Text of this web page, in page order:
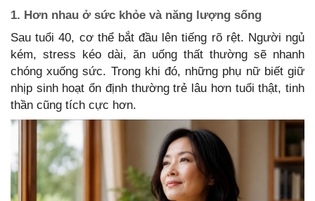
1. Hơn nhau ở sức khỏe và năng lượng sống
Sau tuổi 40, cơ thể bắt đầu lên tiếng rõ rệt. Người ngủ
kém, stress kéo dài, ăn uống thất thường sẽ nhanh
chóng xuống sức. Trong khi đó, những phụ nữ biết giữ
nhịp sinh hoạt ổn định thường trẻ lâu hơn tuổi thật, tinh
thần cũng tích cực hơn.